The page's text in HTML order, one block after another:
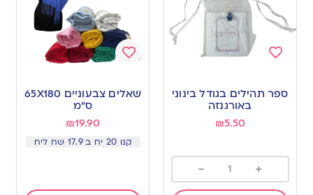
to
wishlist
ספר תהילים בגודל בינוני
באורגנזה
₪5.50
+
-
to
שאלים צבעוניים 65X180
ס”מ
₪19.90
קנו 20 יח ב 17.9 שח ליח